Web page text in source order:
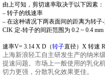
由上可知，剪切速率取决于以下因素：
– 转子的线速率
– 在这种请况下两表面间的距离为转子-
CIK 定-转子的间距范围为 0.2 ~ 0.4 mm
速率V= 3.14 X D（转子直径）X 转速
上海新浪轻工自主研发生产的纳米
提速问题。市场上一般使用的乳化
切力更强，分散乳化效果更佳。